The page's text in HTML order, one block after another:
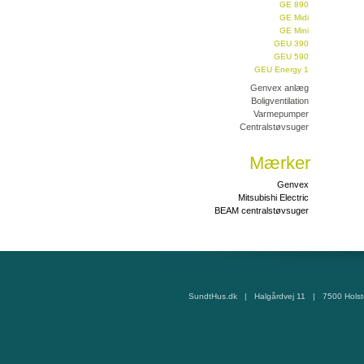
GE 890
GE Midi
GE Mini
GEU 390
GEU 590
GEU Energy 1
Genvex anlæg
Boligventilation
Varmepumper
Centralstøvsuger
Mærker
Genvex
Mitsubishi Electric
BEAM centralstøvsuger
SundtHus.dk | Halgårdvej 11 | 7500